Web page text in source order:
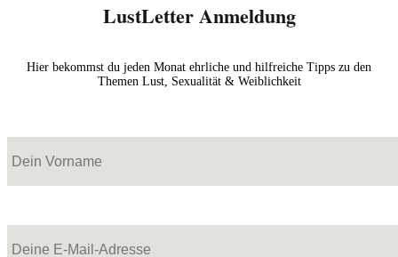
LustLetter Anmeldung
Hier bekommst du jeden Monat ehrliche und hilfreiche Tipps zu den
Themen Lust, Sexualität & Weiblichkeit